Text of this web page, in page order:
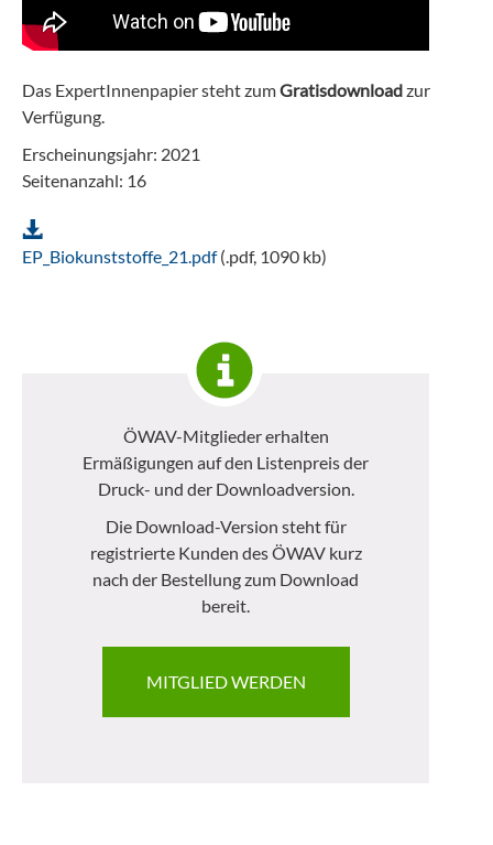
Das ExpertInnenpapier steht zumGratisdownloadzur
Verfügung.
Erscheinungsjahr: 2021
Seitenanzahl: 16
EP_Biokunststoffe_21.pdf(.pdf, 1090 kb)
ÖWAV-Mitglieder erhalten
Ermäßigungen auf den Listenpreis der
Druck- und der Downloadversion.
Die Download-Version steht für
registrierte Kunden des ÖWAV kurz
nach der Bestellung zum Download
bereit.
MITGLIED WERDEN